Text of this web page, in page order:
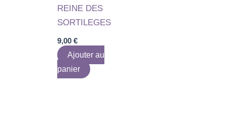
REINE DES
SORTILEGES
9,00€
Ajouter au
panier